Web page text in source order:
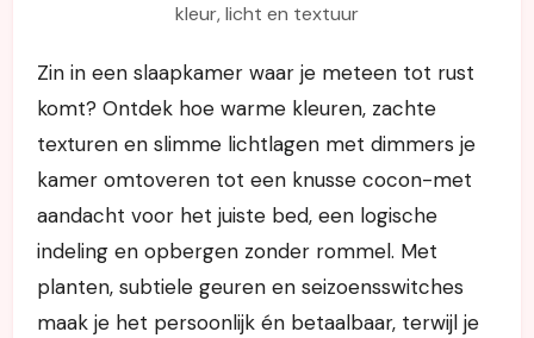
kleur, licht en textuur
Zin in een slaapkamer waar je meteen tot rust
komt? Ontdek hoe warme kleuren, zachte
texturen en slimme lichtlagen met dimmers je
kamer omtoveren tot een knusse cocon-met
aandacht voor het juiste bed, een logische
indeling en opbergen zonder rommel. Met
planten, subtiele geuren en seizoensswitches
maak je het persoonlijk én betaalbaar, terwijl je